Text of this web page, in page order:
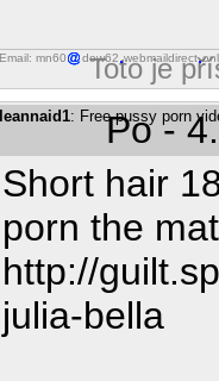
Email: mn60 dow62 webmaildirect
Toto je
leannaid1: Free pussy porn
Po -
Short hair
porn the
http://
julia-bella